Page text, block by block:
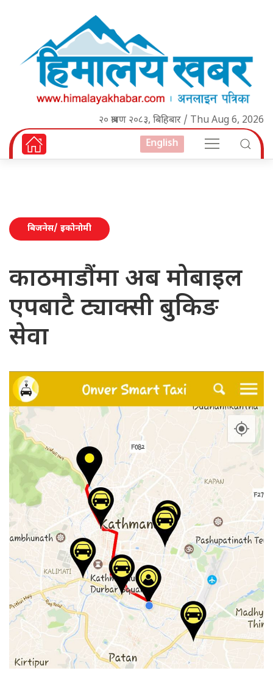
२० श्रावण २०८३, बिहिबार / Thu Aug 6, 2026
English
बिजनेस/ इकोनोमी
काठमाडौंमा अब मोबाइल
एपबाटै ट्याक्सी बुकिङ
सेवा